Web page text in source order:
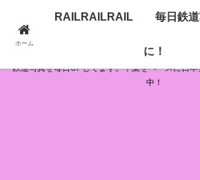
RAILRAILRAIL 毎日鉄道写
鉄道写真を毎日UPしてます。千葉をベースに日
中！
ホーム
RAILRAILRAIL 毎日鉄道
に！